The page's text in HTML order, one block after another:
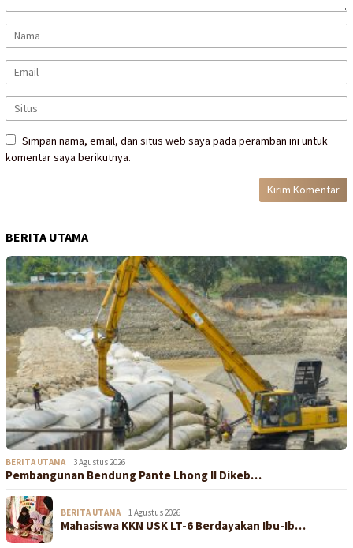
Simpan nama, email, dan situs web saya pada peramban ini untuk
komentar saya berikutnya.
BERITA UTAMA
BERITA UTAMA 3 Agustus 2026
Pembangunan Bendung Pante Lhong II Dikeb…
BERITA UTAMA 1 Agustus 2026
Mahasiswa KKN USK LT-6 Berdayakan Ibu-Ib…